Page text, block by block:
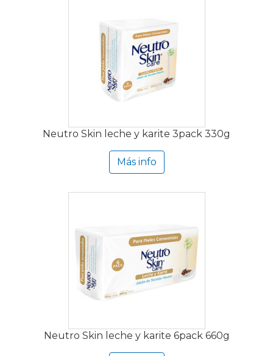
Neutro Skin leche y karite 3pack 330g
Más info
Neutro Skin leche y karite 6pack 660g